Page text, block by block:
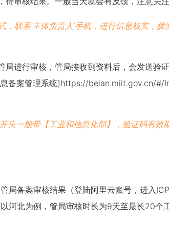
，联系‘主体负责人’手机，进行信息核实，
局进行审核，管局接收到资料后，会发送验
备案管理系统]https://beian.miit.gov.cn/#/
头一般带【工业和信息化部】，验证码有效
局备案审核结果（登陆阿里云账号，进入
河北为例，管局审核时长为9天至最长20个工